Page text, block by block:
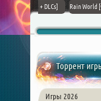
(2017)
TheHunter: Call of
Торрент
Игры 2026